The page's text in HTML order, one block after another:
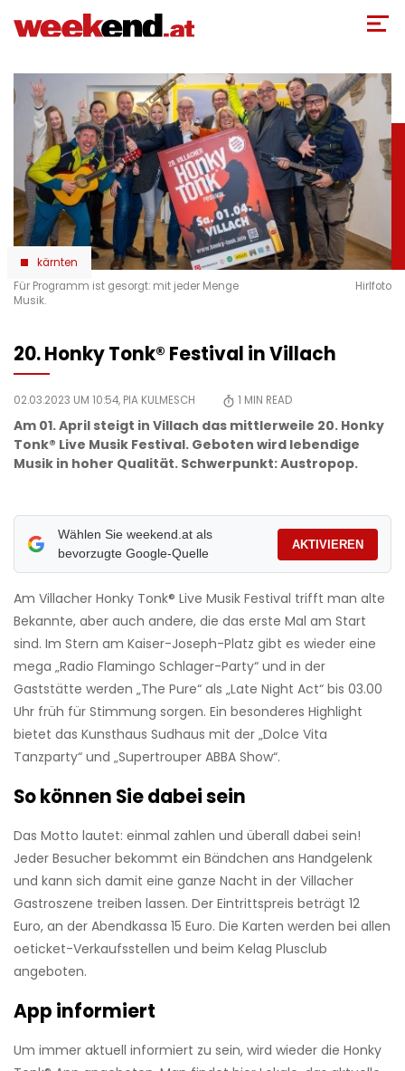
zum
kärnten
Für Programm ist gesorgt: mit jeder Menge
Musik.
Hirlfoto
20. Honky Tonk® Festival in Villach
02.03.2023 UM 10:54, PIA KULMESCH 1 MIN READ
Am 01. April steigt in Villach das mittlerweile 20. Honky
Tonk® Live Musik Festival. Geboten wird lebendige
Musik in hoher Qualität. Schwerpunkt: Austropop.
Wählen Sie weekend.at als
bevorzugte Google-Quelle
AKTIVIEREN
Am Villacher Honky Tonk® Live Musik Festival trifft man alte
Bekannte, aber auch andere, die das erste Mal am Start
sind. Im Stern am Kaiser-Joseph-Platz gibt es wieder eine
mega „Radio Flamingo Schlager-Party“ und in der
Gaststätte werden „The Pure“ als „Late Night Act“ bis 03.00
Uhr früh für Stimmung sorgen. Ein besonderes Highlight
bietet das Kunsthaus Sudhaus mit der „Dolce Vita
Tanzparty“ und „Supertrouper ABBA Show“.
So können Sie dabei sein
Das Motto lautet: einmal zahlen und überall dabei sein!
Jeder Besucher bekommt ein Bändchen ans Handgelenk
und kann sich damit eine ganze Nacht in der Villacher
Gastroszene treiben lassen. Der Eintrittspreis beträgt 12
Euro, an der Abendkassa 15 Euro. Die Karten werden bei allen
oeticket-Verkaufsstellen und beim Kelag Plusclub
angeboten.
App informiert
Um immer aktuell informiert zu sein, wird wieder die Honky